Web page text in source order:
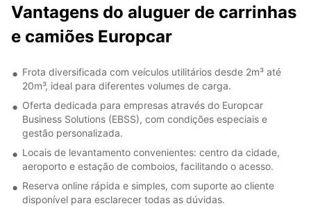
Vantagens do aluguer de carrinhas
e camiões Europcar
Frota diversificada com veículos utilitários desde 2m³ até
20m³, ideal para diferentes volumes de carga.
Oferta dedicada para empresas através do Europcar
Business Solutions (EBSS), com condições especiais e
gestão personalizada.
Locais de levantamento convenientes: centro da cidade,
aeroporto e estação de comboios, facilitando o acesso.
Reserva online rápida e simples, com suporte ao cliente
disponível para esclarecer todas as dúvidas.